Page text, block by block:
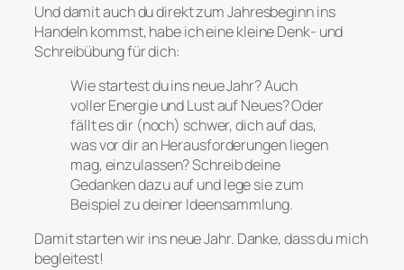
Und damit auch du direkt zum Jahresbeginn ins
Handeln kommst, habe ich eine kleine Denk- und
Schreibübung für dich:
Wie startest du ins neue Jahr? Auch
voller Energie und Lust auf Neues? Oder
fällt es dir (noch) schwer, dich auf das,
was vor dir an Herausforderungen liegen
mag, einzulassen? Schreib deine
Gedanken dazu auf und lege sie zum
Beispiel zu deiner Ideensammlung.
Damit starten wir ins neue Jahr. Danke, dass du mich
begleitest!